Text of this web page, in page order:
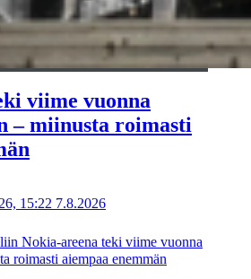
viime vuonna
– miinusta roimasti
15:22 7.8.2026
Nokia-areena teki viime vuonna
roimasti aiempaa enemmän